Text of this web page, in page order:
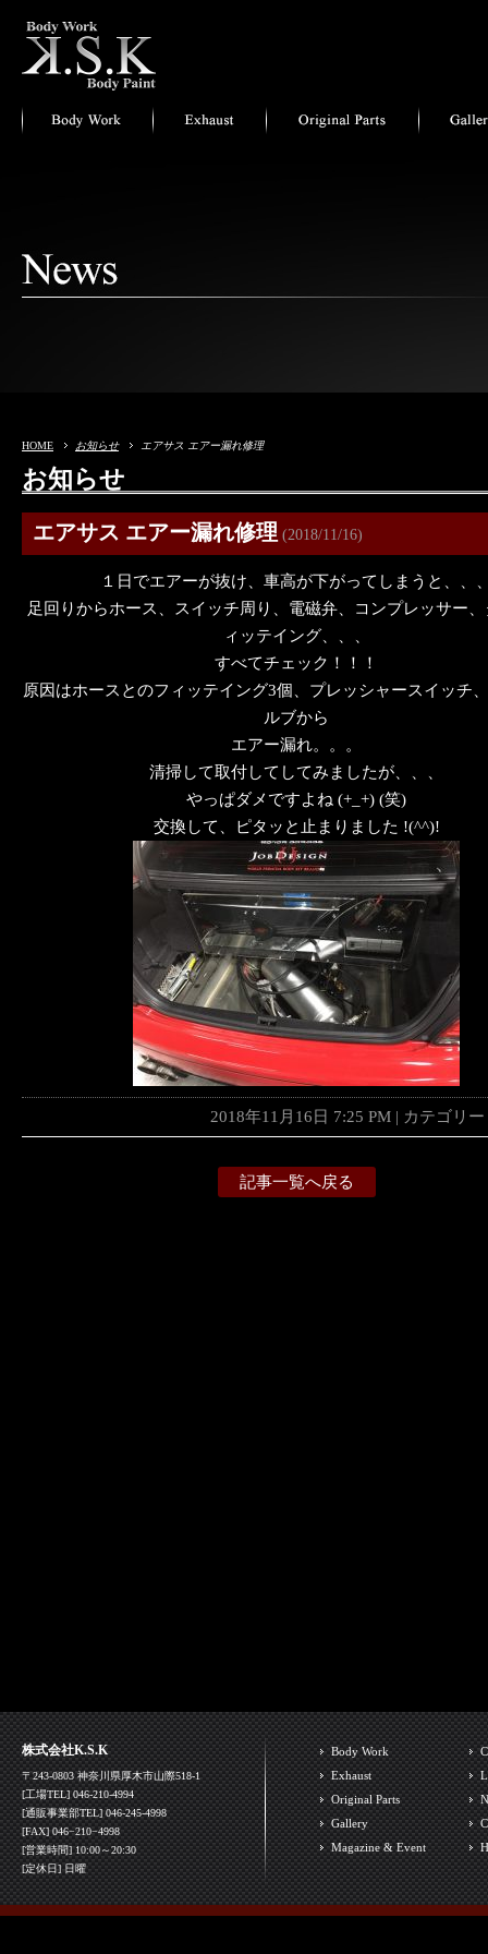
HOME お知らせ エアサス エアー漏れ修理
お知らせ
エアサス エアー漏れ修理 (2018/11/16)
１日でエアーが抜け、車高が下がってしまうと、、
足回りからホース、スイッチ周り、電磁弁、コンプレッサー
ィッテイング、、、
すべてチェック！！！
原因はホースとのフィッテイング3個、プレッシャースイッチ
ルブから
エアー漏れ。。。
清掃して取付してしてみましたが、、、
やっぱダメですよね (+_+) (笑)
交換して、ピタッと止まりました !(^^)!
2018年11月16日 7:25 PM | カテゴリ
記事一覧へ戻る
株式会社K.S.K
〒243-0803 神奈川県厚木市山際518-1
[工場TEL] 046-210-4994
[通販事業部TEL] 046-245-4998
[FAX] 046−210−4998
[営業時間] 10:00～20:30
[定休日] 日曜
Body Work
Exhaust
Original Parts
Gallery
Magazine & Event